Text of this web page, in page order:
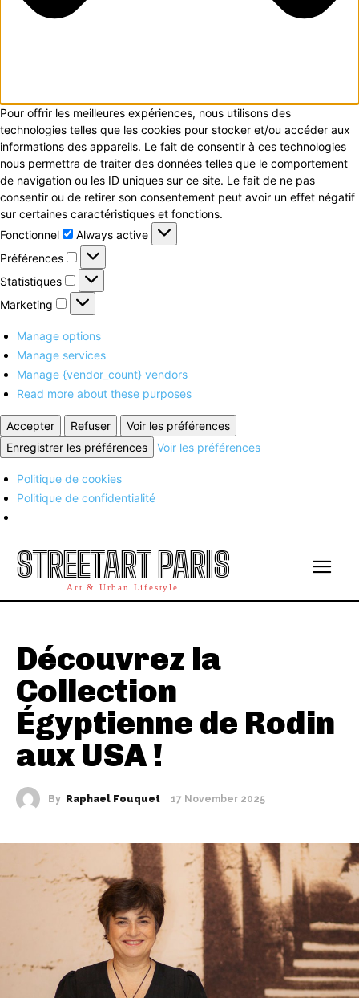
Pour offrir les meilleures expériences, nous utilisons des
technologies telles que les cookies pour stocker et/ou accéder aux
informations des appareils. Le fait de consentir à ces technologies
nous permettra de traiter des données telles que le comportement
de navigation ou les ID uniques sur ce site. Le fait de ne pas
consentir ou de retirer son consentement peut avoir un effet négatif
sur certaines caractéristiques et fonctions.
Fonctionnel
Fonctionnel
Always active
Préférences
Préférences
Statistiques Statistiques
Marketing Marketing
Manage options
Manage services
Manage {vendor_count} vendors
Read more about these purposes
Accepter Refuser
Voir les préférences
Enregistrer les préférences
Voir les préférences
Politique de cookies
Politique de confidentialité
STREETART PARIS
Art & Urban Lifestyle
Découvrez la
Collection
Égyptienne de Rodin
aux USA !
By Raphael Fouquet 17 November 2025